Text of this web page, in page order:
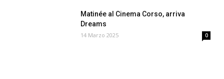
Matinée al Cinema Corso, arriva
Dreams
14 Marzo 2025 0